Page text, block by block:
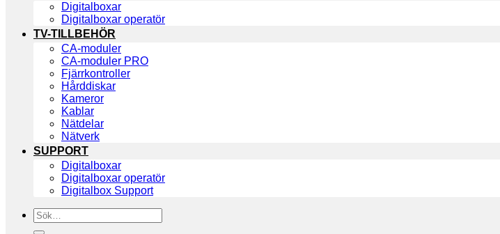
Digitalboxar
Digitalboxar operatör
TV-TILLBEHÖR
CA-moduler
CA-moduler PRO
Fjärrkontroller
Hårddiskar
Kameror
Kablar
Nätdelar
Nätverk
SUPPORT
Digitalboxar
Digitalboxar operatör
Digitalbox Support
Sök
efter: